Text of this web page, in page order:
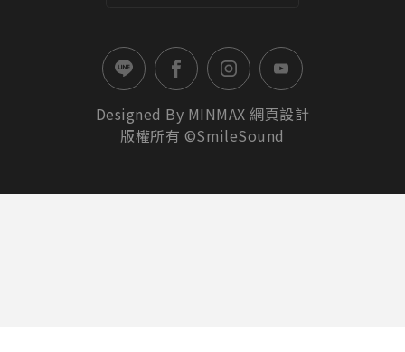
Designed By MINMAX 網頁設計
版權所有 ©SmileSound